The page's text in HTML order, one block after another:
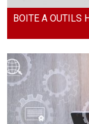
BOITE A OUTILS